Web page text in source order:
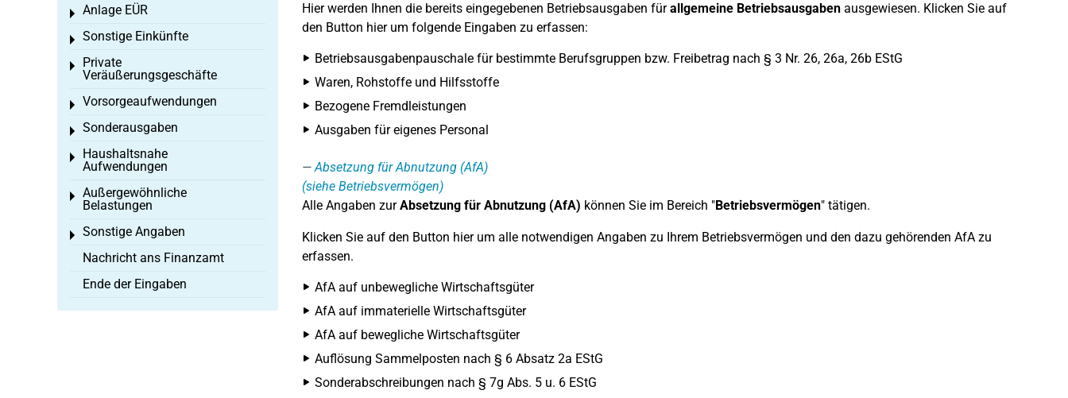
Hier werden Ihnen die bereits eingegebenen Betriebsausgaben fürallgemeine Betriebsausgabenausgewiesen. Klicken Sie auf
den Button hier um folgende Eingaben zu erfassen:
Betriebsausgabenpauschale für bestimmte Berufsgruppen bzw. Freibetrag nach § 3 Nr. 26, 26a, 26b EStG
Waren, Rohstoffe und Hilfsstoffe
Bezogene Fremdleistungen
Ausgaben für eigenes Personal
Absetzung für Abnutzung (AfA)
(siehe Betriebsvermögen)
Alle Angaben zurAbsetzung für Abnutzung (AfA) können Sie im Bereich "Betriebsvermögen" tätigen.
Klicken Sie auf den Button hier um alle notwendigen Angaben zu Ihrem Betriebsvermögen und den dazu gehörenden AfA zu
erfassen.
AfA auf unbewegliche Wirtschaftsgüter
AfA auf immaterielle Wirtschaftsgüter
AfA auf bewegliche Wirtschaftsgüter
Auflösung Sammelposten nach § 6 Absatz 2a EStG
Sonderabschreibungen nach § 7g Abs. 5 u. 6 EStG
Anlage EÜR
Toggle menu
Sonstige Einkünfte
Toggle menu
Private
Veräußerungsgeschäfte
Toggle menu
Vorsorgeaufwendungen
Toggle menu
Sonderausgaben
Toggle menu
Haushaltsnahe
Aufwendungen
Toggle menu
Außergewöhnliche
Belastungen
Toggle menu
Sonstige Angaben
Toggle menu
Nachricht ans Finanzamt
Ende der Eingaben